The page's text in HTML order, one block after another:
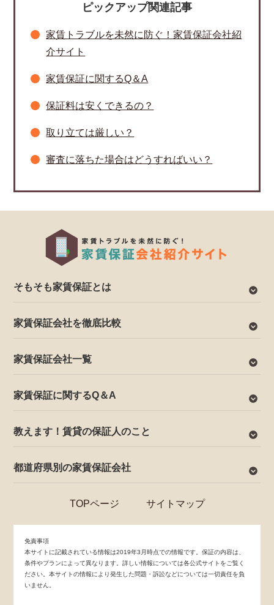
ピックアップ関連記事
家賃トラブルを未然に防ぐ！家賃保証会社紹
介サイト
家賃保証に関するQ＆A
保証料は安くできるの？
取り立ては厳しい？
審査に落ちた場合はどうすればいい？
そもそも家賃保証とは
家賃保証会社を徹底比較
家賃保証会社一覧
家賃保証に関するQ＆A
教えます！賃貸の保証人のこと
都道府県別の家賃保証会社
TOPページ サイトマップ
免責事項
本サイトに記載されている情報は2019年3月時点での情報です。保証の内容は、
条件やプランによって異なります。詳しい情報については各公式サイトをご覧く
ださい。本サイトの情報により発生した問題・訴訟などについては一切責任を負
いません。